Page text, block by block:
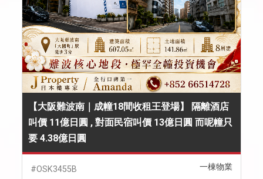
【大阪難波南｜成幢18間收租王登場】 隔離酒店
叫價 11億日圓 , 對面民宿叫價 13億日圓 而呢幢只
要 4.38億日圓
一棟物業
#OSK3455B